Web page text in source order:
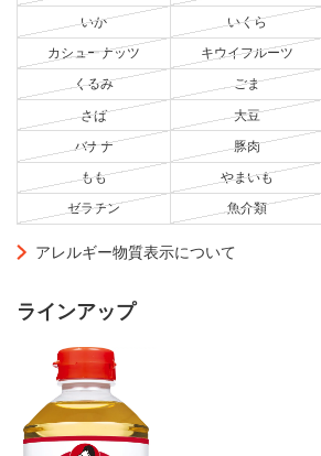
いか いくら
カシューナッツ キウイフルーツ
くるみ ごま
さば 大豆
バナナ 豚肉
もも やまいも
ゼラチン 魚介類
アレルギー物質表示について
ラインアップ